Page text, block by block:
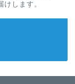
します。
責事項